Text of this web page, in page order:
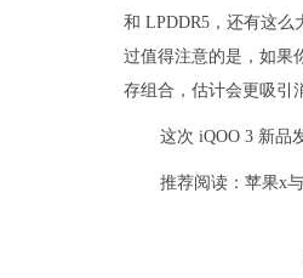
和 LPDDR5，还有这
过值得注意的是，如果
存组合，估计会更吸引
这次 iQOO 3 新品
推荐阅读： 苹果x